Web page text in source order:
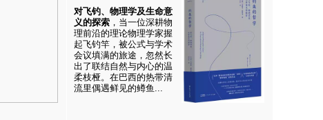
对飞钓、物理学及生命意
义的探索 ，当一位深耕物
理前沿的理论物理学家握
起飞钓竿，被公式与学术
会议填满的旅途，忽然长
出了联结自然与内心的温
柔枝桠。在巴西的热带清
流里偶遇鲜见的鳟鱼...